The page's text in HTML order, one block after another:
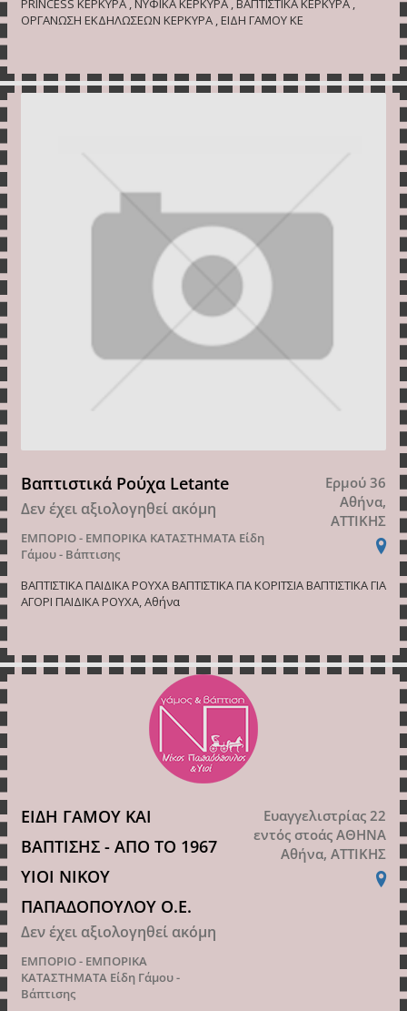
PRINCESS ΚΕΡΚΥΡΑ , ΝΥΦΙΚΑ ΚΕΡΚΥΡΑ , ΒΑΠΤΙΣΤΙΚΑ ΚΕΡΚΥΡΑ ,
ΟΡΓΑΝΩΣΗ ΕΚΔΗΛΩΣΕΩΝ ΚΕΡΚΥΡΑ , ΕΙΔΗ ΓΑΜΟΥ ΚΕ
Βαπτιστικά Ρούχα Letante
Δεν έχει αξιολογηθεί ακόμη
ΕΜΠΟΡΙΟ - ΕΜΠΟΡΙΚΑ ΚΑΤΑΣΤΗΜΑΤΑ Είδη
Γάμου - Βάπτισης
Ερμού 36
Αθήνα,
ΑΤΤΙΚΗΣ
ΒΑΠΤΙΣΤΙΚΑ ΠΑΙΔΙΚΑ ΡΟΥΧΑ ΒΑΠΤΙΣΤΙΚΑ ΓΙΑ ΚΟΡΙΤΣΙΑ ΒΑΠΤΙΣΤΙΚΑ ΓΙΑ
ΑΓΟΡΙ ΠΑΙΔΙΚΑ ΡΟΥΧΑ, Αθήνα
ΕΙΔΗ ΓΑΜΟΥ ΚΑΙ
ΒΑΠΤΙΣΗΣ - ΑΠΟ ΤΟ 1967
ΥΙΟΙ ΝΙΚΟΥ
ΠΑΠΑΔΟΠΟΥΛΟΥ Ο.Ε.
Δεν έχει αξιολογηθεί ακόμη
ΕΜΠΟΡΙΟ - ΕΜΠΟΡΙΚΑ
ΚΑΤΑΣΤΗΜΑΤΑ Είδη Γάμου -
Βάπτισης
Ευαγγελιστρίας 22
εντός στοάς ΑΘΗΝΑ
Αθήνα, ΑΤΤΙΚΗΣ